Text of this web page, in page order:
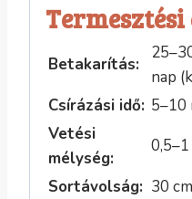
Betakarítás:
nap
Csírázási idő: 5–10
Vetési
mélység:
Sortávolság: 30 cm